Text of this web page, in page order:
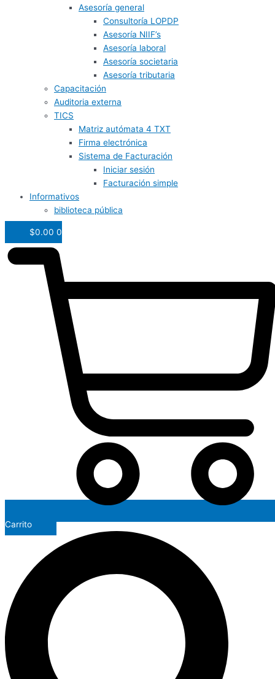
Asesoría general
Consultoría LOPDP
Asesoría NIIF’s
Asesoría laboral
Asesoría societaria
Asesoría tributaria
Capacitación
Auditoria externa
TICS
Matriz autómata 4 TXT
Firma electrónica
Sistema de Facturación
Iniciar sesión
Facturación simple
Informativos
biblioteca pública
$0.00 0
Carrito